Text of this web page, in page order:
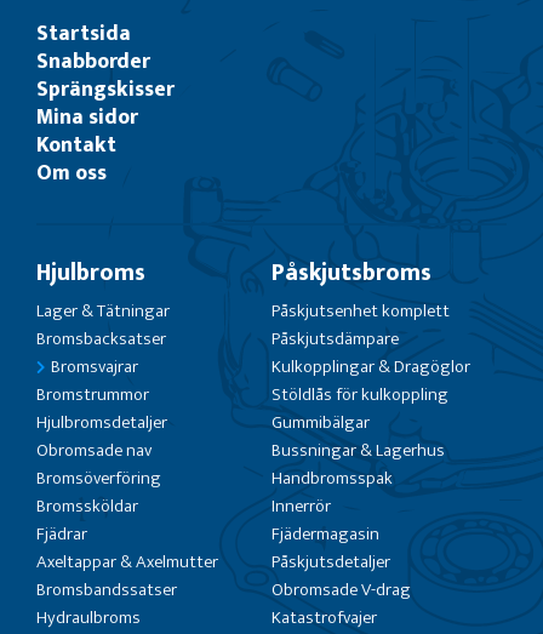
Startsida
Snabborder
Sprängskisser
Mina sidor
Kontakt
Om oss
Hjulbroms
Lager & Tätningar
Bromsbacksatser
Bromsvajrar
Bromstrummor
Hjulbromsdetaljer
Obromsade nav
Bromsöverföring
Bromssköldar
Fjädrar
Axeltappar & Axelmutter
Bromsbandssatser
Hydraulbroms
Påskjutsbroms
Påskjutsenhet komplett
Påskjutsdämpare
Kulkopplingar & Dragöglor
Stöldlås för kulkoppling
Gummibälgar
Bussningar & Lagerhus
Handbromsspak
Innerrör
Fjädermagasin
Påskjutsdetaljer
Obromsade V-drag
Katastrofvajer